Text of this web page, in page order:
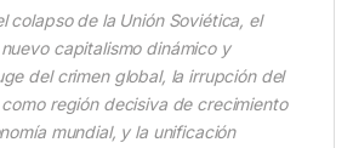
colapso de la Unión Soviética, el
capitalismo dinámico y
del crimen global, la irrupción del
región decisiva de crecimiento
mundial, y la unificación